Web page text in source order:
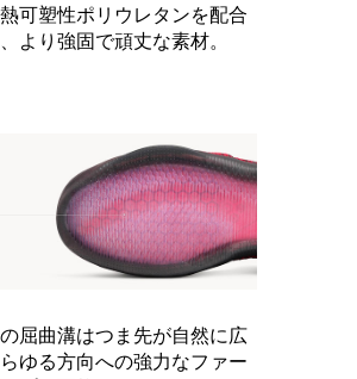
可塑性ポリウレタンを配合
より強固で頑丈な素材。
屈曲溝はつま先が自然に広
ゆる方向への強力なファー